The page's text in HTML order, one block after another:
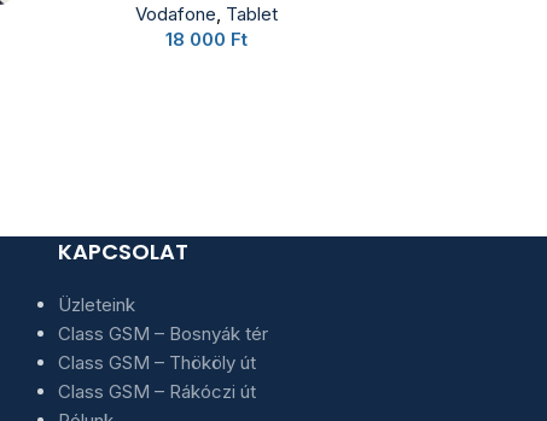
Vodafone Tablet
18 000 Ft
KAPCSOLAT
Üzleteink
Class GSM – Bosnyák tér
Class GSM – Thököly út
Class GSM – Rákóczi út